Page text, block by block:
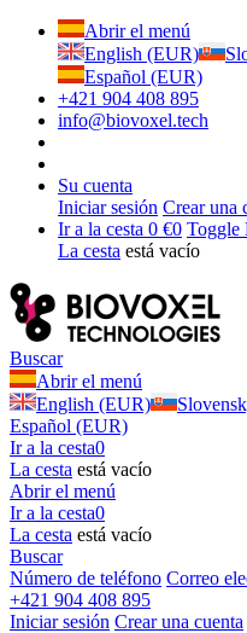
Abrir el menú
English (EUR)
Español (EUR)
+421 904 408 895
info@biovoxel.tech
Su cuenta
Iniciar sesión Crear una
Ir a la cesta 0 €0 Toggle
La cesta está vacío
Buscar
Abrir el menú
English (EUR)
Español (EUR)
Ir a la cesta0
La cesta está vacío
Abrir el menú
Ir a la cesta0
La cesta está vacío
Buscar
Número de teléfono Correo
+421 904 408 895
Iniciar sesión Crear una cuenta